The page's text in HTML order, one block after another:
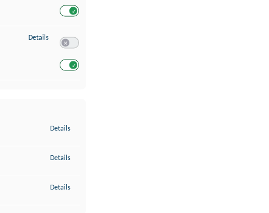
Details zu Entwicklung und Verbesserung der Angebote
Details
Details
Details